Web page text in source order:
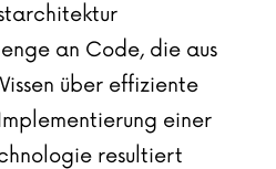
an Code, die aus
über effiziente
einer
resultiert